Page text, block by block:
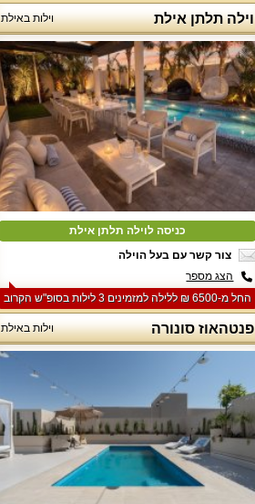
וילה תלתן אילת וילות באילת
כניסה לוילה תלתן אילת
צור קשר עם בעל הוילה
הצג מספר
החל מ-‏6500 ₪ ללילה למזמינים 3 לילות בסופ"ש הקרוב
פנטהאוז סונורה וילות באילת